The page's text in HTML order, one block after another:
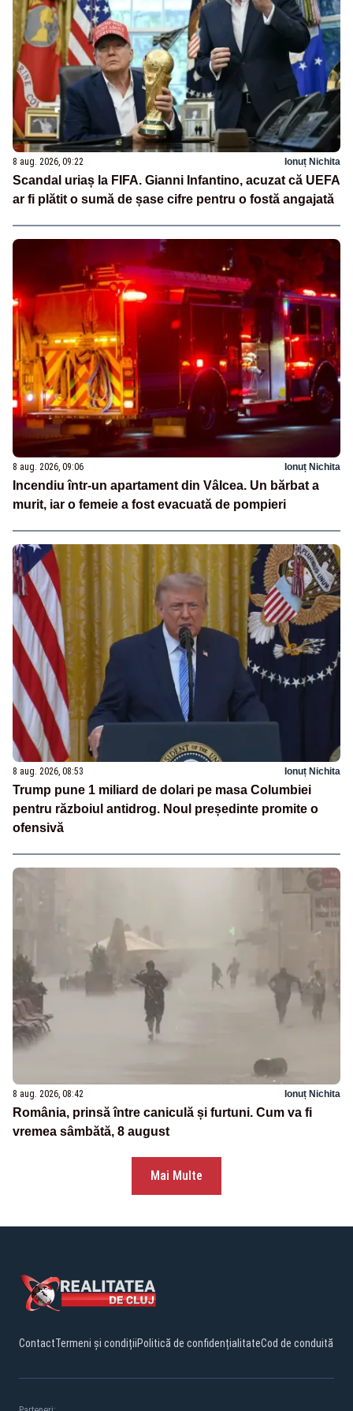
8 aug. 2026, 09:22 Ionuț Nichita
Scandal uriaș la FIFA. Gianni Infantino, acuzat că UEFA
ar fi plătit o sumă de șase cifre pentru o fostă angajată
8 aug. 2026, 09:06 Ionuț Nichita
Incendiu într-un apartament din Vâlcea. Un bărbat a
murit, iar o femeie a fost evacuată de pompieri
8 aug. 2026, 08:53 Ionuț Nichita
Trump pune 1 miliard de dolari pe masa Columbiei
pentru războiul antidrog. Noul președinte promite o
ofensivă
8 aug. 2026, 08:42 Ionuț Nichita
România, prinsă între caniculă și furtuni. Cum va fi
vremea sâmbătă, 8 august
Mai Multe
ContactTermeni și condițiiPolitică de confidențialitateCod de conduită